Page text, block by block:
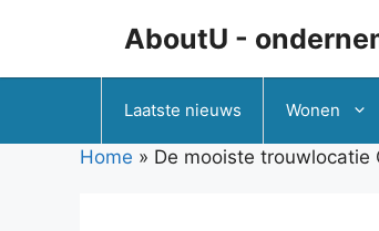
AboutU -
Laatste nieuws Wonen
Home » De mooiste trouwlocatie